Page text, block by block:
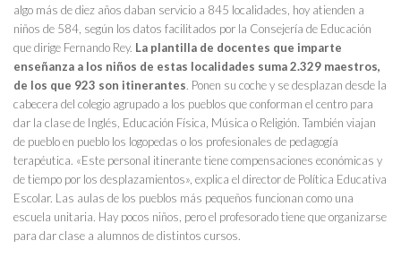
algo más de diez años daban servicio a 845 localidades, hoy atienden a
niños de 584, según los datos facilitados por la Consejería de Educación
que dirige Fernando Rey. La plantilla de docentes que imparte
enseñanza a los niños de estas localidades suma 2.329 maestros,
de los que 923 son itinerantes. Ponen su coche y se desplazan desde la
cabecera del colegio agrupado a los pueblos que conforman el centro para
dar la clase de Inglés, Educación Física, Música o Religión. También viajan
de pueblo en pueblo los logopedas o los profesionales de pedagogía
terapéutica. «Este personal itinerante tiene compensaciones económicas y
de tiempo por los desplazamientos», explica el director de Política Educativa
Escolar. Las aulas de los pueblos más pequeños funcionan como una
escuela unitaria. Hay pocos niños, pero el profesorado tiene que organizarse
para dar clase a alumnos de distintos cursos.